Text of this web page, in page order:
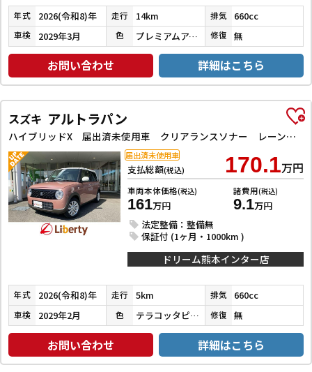
年式 2026(令和8)年 走行 14km 排気 660cc
車検 2029年3月 色 プレミアムアイボリーパールⅡ 修復 無
お問い合わせ 詳細はこちら
スズキ アルトラパン
ハイブリッドX 届出済未使用車 クリアランスソナー レーンアシスト 衝突被害軽減システム オートライト LEDヘッドランプ スマートキー アイドリングストップ 電動格納ミラー シートヒーター ベンチシート CVT
支払総額(税込) 170.1万円
車両本体価格(税込)
161万円
諸費用(税込)
9.1万円
法定整備：整備無
保証付 (1ヶ月・1000km )
届出済未使用車
ドリーム熊本インター店
年式 2026(令和8)年 走行 5km 排気 660cc
車検 2029年2月 色 テラコッタピンクメタリック／ソフトベージュメタリック 修復 無
お問い合わせ 詳細はこちら